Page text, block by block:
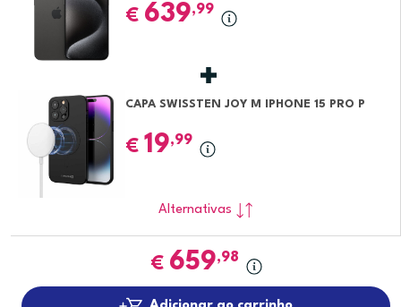
MARCAS MÍNIMAS
€ 639,99
CAPA SWISSTEN JOY M IPHONE 15 PRO P
€ 19,99
Alternativas
€ 659,98